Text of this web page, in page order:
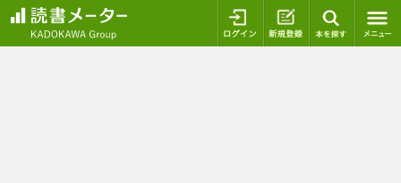
ログイン 新規登録